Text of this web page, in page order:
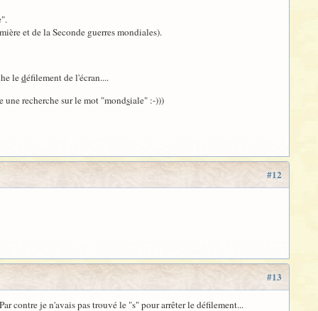
et de la Seconde guerres mondiales).
ledéfilement de l'écran....
une recherche sur le mot "mondsiale" :-)))
#12
#13
contre je n'avais pas trouvé le "s" pour arrêter le défilement...